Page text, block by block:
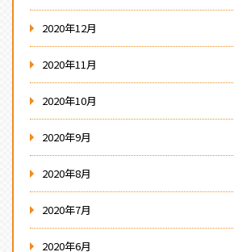
2020年12月
2020年11月
2020年10月
2020年9月
2020年8月
2020年7月
2020年6月